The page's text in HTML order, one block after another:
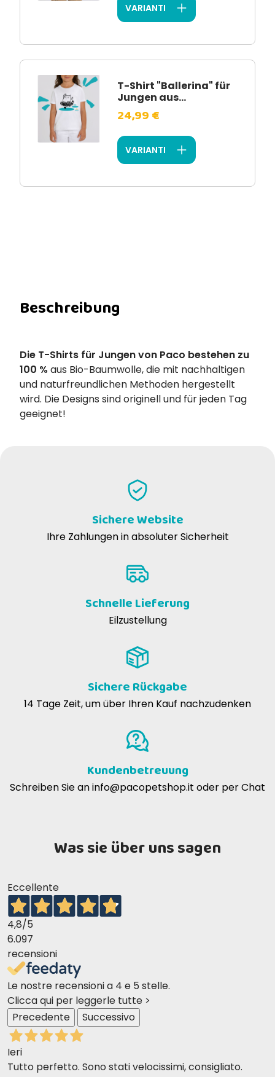
VARIANTI
T-Shirt "Ballerina" für
Jungen aus...
24,99 €
VARIANTI
Beschreibung
Die T-Shirts für Jungen von Paco bestehen zu
100 % aus Bio-Baumwolle, die mit nachhaltigen
und naturfreundlichen Methoden hergestellt
wird. Die Designs sind originell und für jeden Tag
geeignet!
Sichere Website
Ihre Zahlungen in absoluter Sicherheit
Schnelle Lieferung
Eilzustellung
Sichere Rückgabe
14 Tage Zeit, um über Ihren Kauf nachzudenken
Kundenbetreuung
Schreiben Sie aninfo@pacopetshop.it oder per Chat
Was sie über uns sagen
Eccellente
4,8/5
6.097
recensioni
Le nostre recensioni a 4 e 5 stelle.
Clicca qui per leggerle tutte >
Precedente
Successivo
Ieri
Tutto perfetto. Sono stati velocissimi, consigliato.